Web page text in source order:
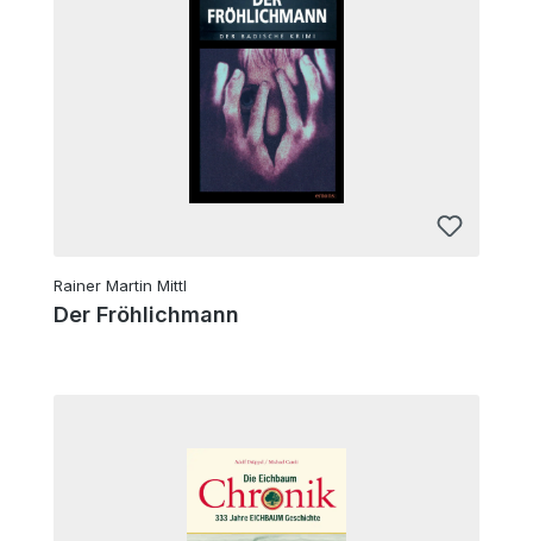
Rainer Martin Mittl
Der Fröhlichmann